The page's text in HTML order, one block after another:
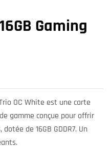
Gaming
OC White est une carte
gamme conçue pour offrir
de 16GB GDDR7. Un